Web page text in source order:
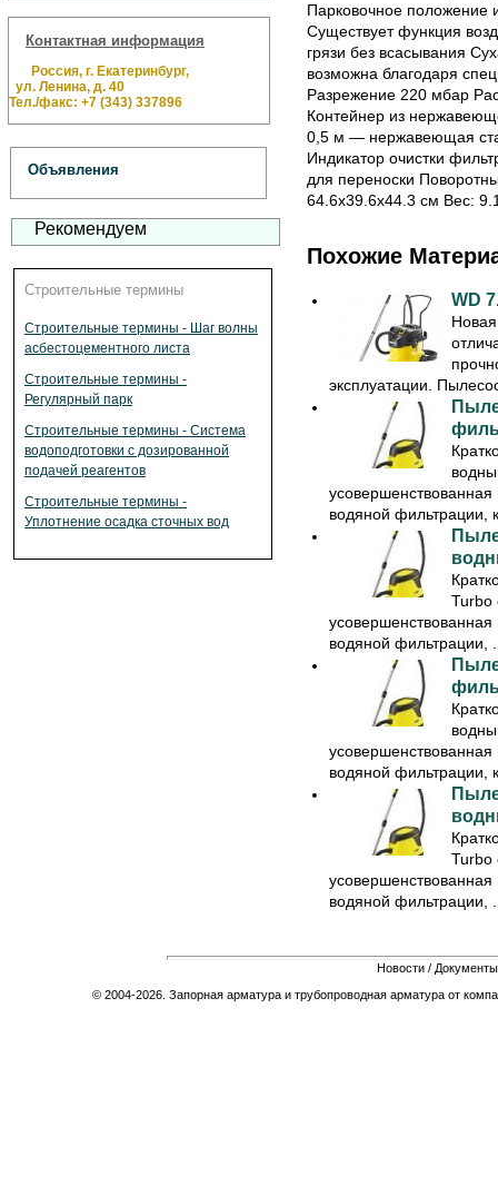
Контактная информация
Россия, г. Екатеринбург,
ул. Ленина, д. 40
Тел./факс: +7 (343) 337896
Объявления
Рекомендуем
Строительные термины
Строительные термины - Шаг волны
асбестоцементного листа
Строительные термины -
Регулярный парк
Строительные термины - Система
водоподготовки с дозированной
подачей реагентов
Строительные термины -
Уплотнение осадка сточных вод
Парковочное положение
Существует функция
грязи без всасывания
возможна благодаря
Разрежение 220 мбар
Контейнер из
0,5 м — нержавеющая
Индикатор очистки
для переноски
64.6х39.6х44.3 см Вес:
Похожие
WD
эксплуатации.
водяной фильтрации,
Turbo
водяной фильтрации,
водяной фильтрации,
Turbo
водяной фильтрации,
Новости / Документы
© 2004-2026. Запорная арматура и трубопроводная арматура от